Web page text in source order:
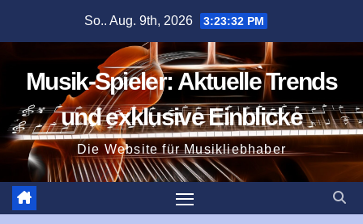
So.. Aug. 9th, 2026 3:23:32 PM
Musik-Spieler: Aktuelle Trends
und exklusive Einblicke
Die Website für Musikliebhaber